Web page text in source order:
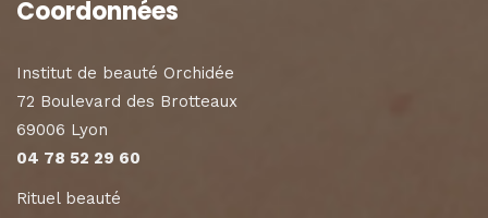
Coordonnées
Institut de beauté Orchidée
72 Boulevard des Brotteaux
69006 Lyon
04 78 52 29 60
Rituel beauté